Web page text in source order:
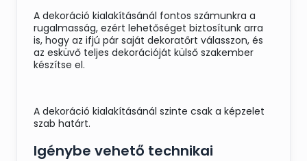
A dekoráció kialakításánál fontos számunkra a
rugalmasság, ezért lehetőséget biztosítunk arra
is, hogy az ifjú pár saját dekoratőrt válasszon, és
az esküvő teljes dekorációját külső szakember
készítse el.
A dekoráció kialakításánál szinte csak a képzelet
szab határt.
Igénybe vehető technikai